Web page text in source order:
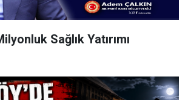
Sağlık Yatırımı